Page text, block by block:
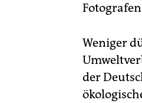
Weniger
der